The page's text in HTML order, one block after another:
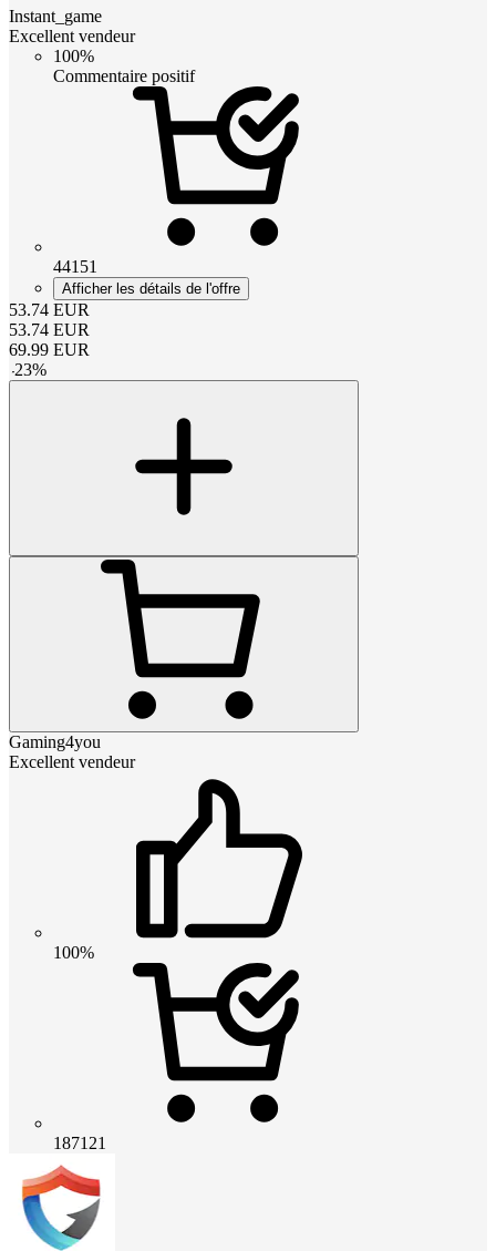
Instant_game
Excellent vendeur
100%
Commentaire positif
44151
Afficher les détails de l'offre
53.74 EUR
53.74 EUR
69.99 EUR
-23%
Gaming4you
Excellent vendeur
100%
187121